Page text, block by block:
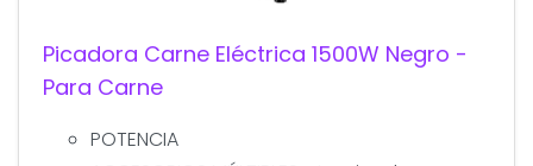
Picadora Carne Eléctrica 1500W Negro -
Para Carne
POTENCIA